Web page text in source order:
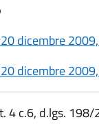
dicembre
dicembre
4 c.6, d.lgs.